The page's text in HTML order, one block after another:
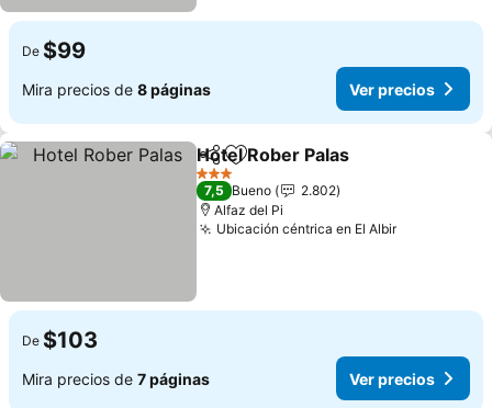
De $99
Mira precios de 8 páginas Ver precios
CompartirAgregar a favoritos
Hotel Rober Palas
3 Estrellas
7,5 Bueno
2.802
Alfaz del Pi
Ubicación céntrica en El AlbirVer precios
De $103
Mira precios de 7 páginas Ver precios